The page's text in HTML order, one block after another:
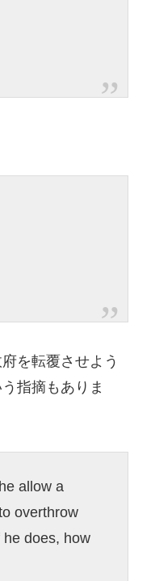
を転覆させよう
指摘もありま
allow a
overthrow
does, how